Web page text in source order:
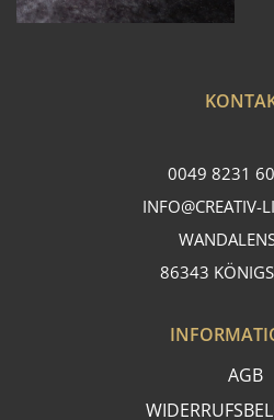
0049 8231
INFO@CREATIV-
86343
AGB